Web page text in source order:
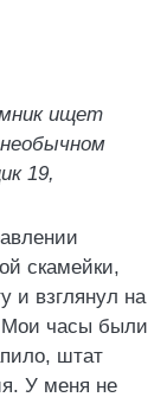
ищет
19,
скамейки,
и взглянул на
Мои часы были
штат
У меня не